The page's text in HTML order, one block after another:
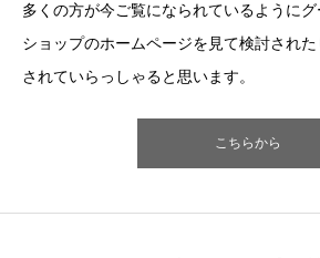
多くの方が今ご覧になられているように
ショップのホームページを見て検討され
されていらっしゃると思います。
こちらから